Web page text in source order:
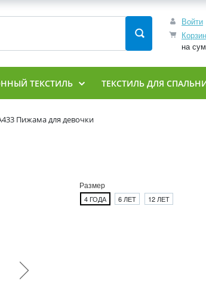
Войти
на
ТЕКСТИЛЬ ТЕКСТИЛЬ ДЛЯ
Пижама для девочки
Размер
4 ГОДА 6 ЛЕТ 12 ЛЕТ